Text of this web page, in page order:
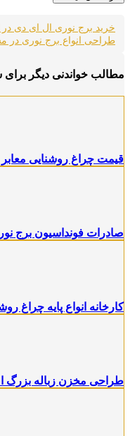
خرید برج نوری ال ای دی در
طراحی انواع برج نوری در
مطالب خواندنی دیگر برای
قیمت چراغ روشنایی معابر
صادرات فونداسیون برج
کارخانه انواع پایه چراغ
طراحی مخزن زباله بزرگ